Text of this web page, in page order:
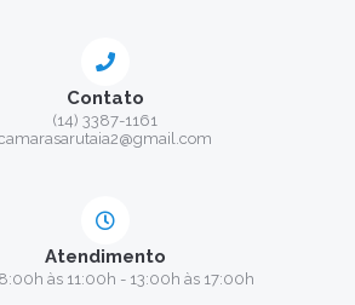
Contato
(14) 3387-1161
Atendimento
às 11:00h - 13:00h às 17:00h